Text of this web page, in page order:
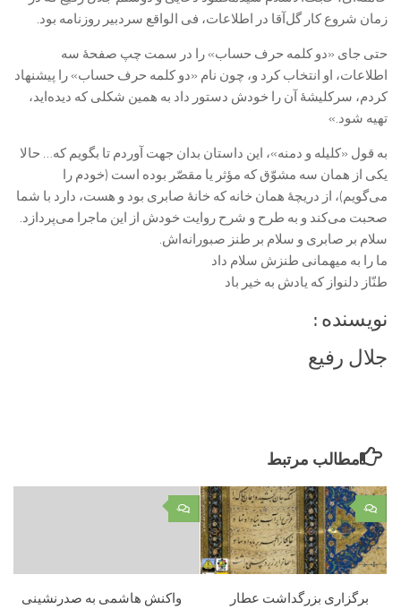
زمان شروع کار گل‌آقا در اطلاعات، فی الواقع سردبیر روزنامه بود.
حتی جای «دو کلمه حرف حساب» را در سمت چپ صفحۀ سه
اطلاعات، او انتخاب کرد و، چون نام «دو کلمه حرف حساب» را پیشنهاد
کردم، سرکلیشۀ آن را خودش دستور داد به همین شکلی که دیده‌اید،
تهیه شود.»
به قول «کلیله و دمنه»، این داستان بدان جهت آوردم تا بگویم که… حالا
یکی از همان سه مشوّق که مؤثر یا مقصّر بوده است (خودم را
می‌گویم)، از دریچۀ همان خانه که خانۀ صابری بود و هست، دارد با شما
صحبت می‌کند و به طرح و شرح روایت خودش از این ماجرا می‌پردازد.
سلام بر صابری و سلام بر طنز صبورانه‌اش.
ما را به میهمانی طنزش سلام داد
طنّاز دلنواز که یادش به خیر باد
نویسنده :
جلال رفیع
مطالب مرتبط
۰
واکنش هاشمی به صدرنشینی
۰
برگزاری بزرگداشت عطار